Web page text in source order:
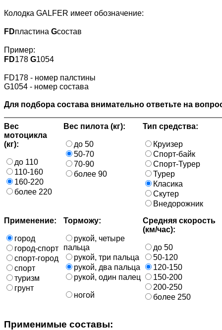
Колодка GALFER имеет обозначение:
FDпластина Gсостав
Пример:
FD178 G1054
FD178 - номер палстины
G1054 - номер состава
Для подбора состава внимательно ответьте на
Вес
мотоцикла
(кг):
до 110
110-160
160-220
более 220
Вес пилота (кг):
до 50
50-70
70-90
более 90
Тип средства:
Круизер
Спорт-байк
Спорт-Турер
Турер
Класика
Скутер
Внедорожник
Применение:
город
город-спорт
спорт-город
спорт
туризм
грунт
Торможу:
рукой, четыре
пальца
рукой, три пальца
рукой, два пальца
рукой, один палец
ногой
Средняя скорость
(км/час):
до 50
50-120
120-150
150-200
200-250
более 250
Применимые составы: